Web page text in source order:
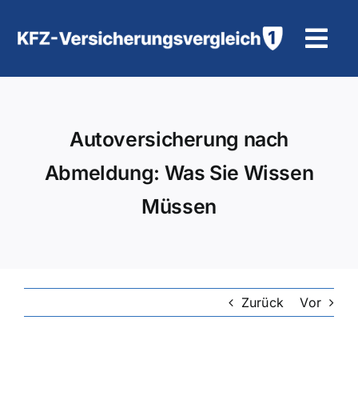
Inhalt
Motorradversicherung
Autoversicherung nach
Abmeldung: Was Sie Wissen
Müssen
Zurück Vor